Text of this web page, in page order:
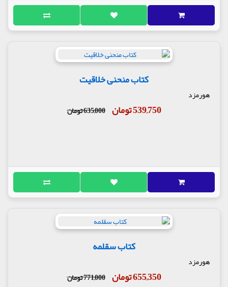
کتاب منحنی خلاقیت
هورمزد
539,750 تومان 635,000 تومان
کتاب سقلمه
هورمزد
655,350 تومان 771,000 تومان